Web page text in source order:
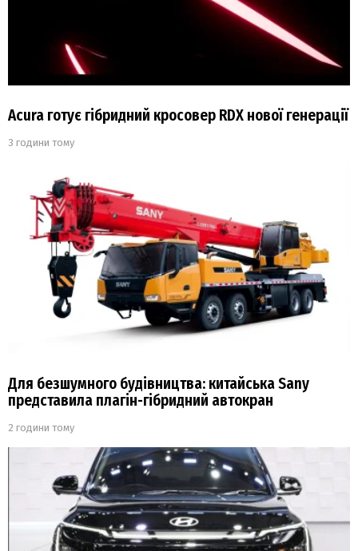
Acura готує гібридний кросовер RDX нової генерації
3 години тому
Для безшумного будівництва: китайська Sany
представила плагін-гібридний автокран
2 години тому